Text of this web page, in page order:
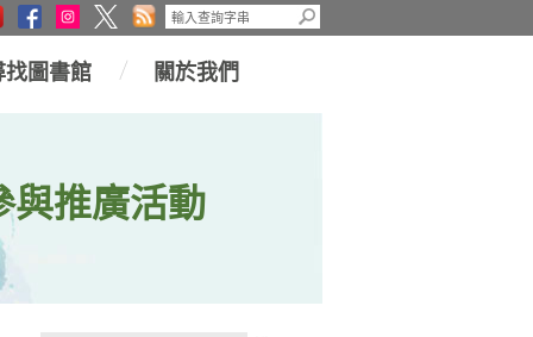
找圖書館 關於我們
與推廣活動